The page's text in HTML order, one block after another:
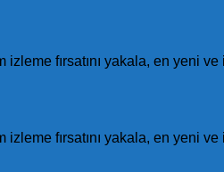
izleme fırsatını yakala, en
izleme fırsatını yakala, en